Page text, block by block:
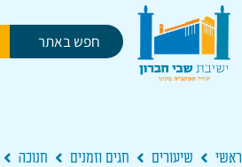
ראשי שיעורים חגים וזמנים חנוכה